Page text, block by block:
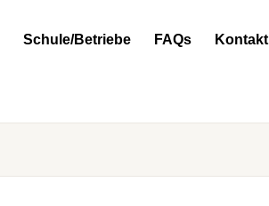
Schule/Betriebe FAQs Kontakt